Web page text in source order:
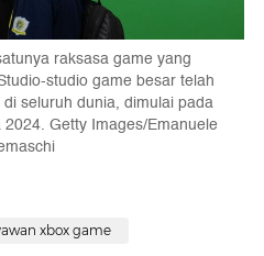
raksasa game yang
studio game besar telah
seluruh dunia, dimulai pada
Getty Images/Emanuele
xbox game